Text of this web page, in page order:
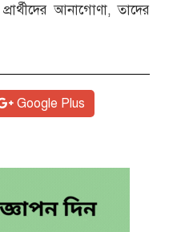
আনাগোণা, তাদের
Google Plus